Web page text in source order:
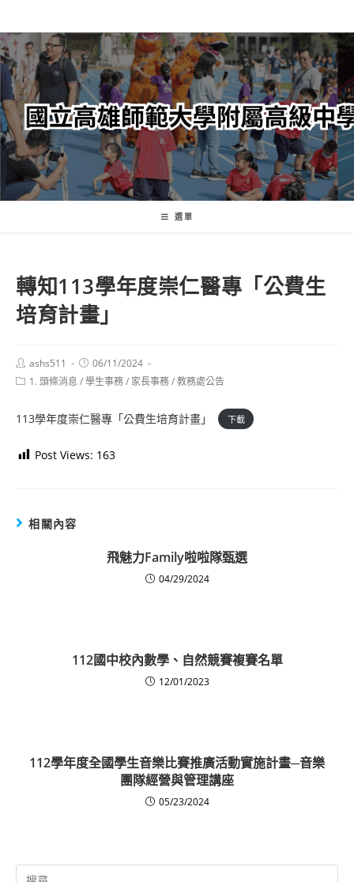
轉
至
主
內
容
選單
轉知113學年度崇仁醫專「公費生
培育計畫」
Post
author:
ashs511
Post
published:
06/11/2024
Post1. 頭條消息 /學生事務/ 家長事務/教務處公告
113學年度崇仁醫專「公費生培育計畫」 下載
Post Views: 163
相關內容
飛魅力Family啦啦隊甄選
04/29/2024
112國中校內數學、自然競賽複賽名單
12/01/2023
112學年度全國學生音樂比賽推廣活動實施計畫─音樂
團隊經營與管理講座
05/23/2024
Search